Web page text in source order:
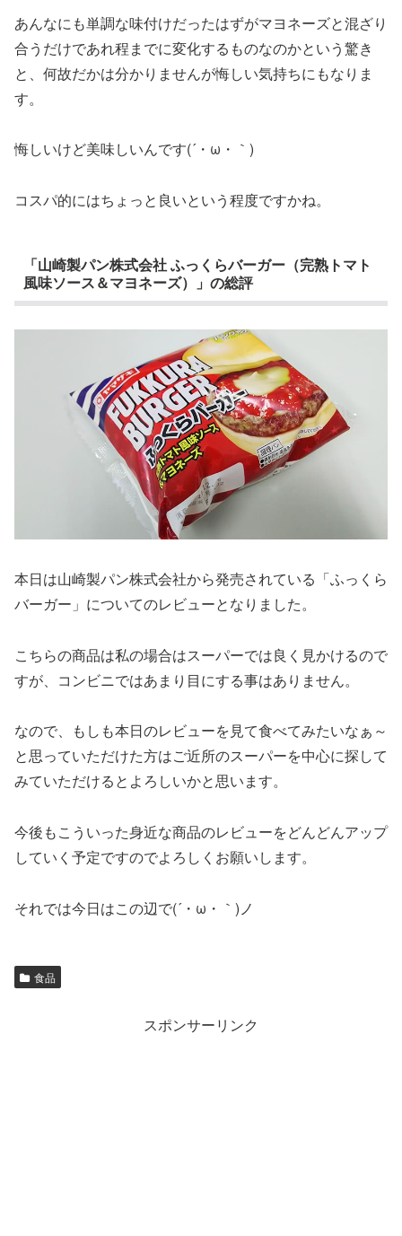
あんなにも単調な味付けだったはずがマヨネーズと混ざり
合うだけであれ程までに変化するものなのかという驚き
と、何故だかは分かりませんが悔しい気持ちにもなりま
す。
悔しいけど美味しいんです(´・ω・｀)
コスパ的にはちょっと良いという程度ですかね。
「山崎製パン株式会社 ふっくらバーガー（完熟トマト
風味ソース＆マヨネーズ）」の総評
本日は山崎製パン株式会社から発売されている「ふっくら
バーガー」についてのレビューとなりました。
こちらの商品は私の場合はスーパーでは良く見かけるので
すが、コンビニではあまり目にする事はありません。
なので、もしも本日のレビューを見て食べてみたいなぁ～
と思っていただけた方はご近所のスーパーを中心に探して
みていただけるとよろしいかと思います。
今後もこういった身近な商品のレビューをどんどんアップ
していく予定ですのでよろしくお願いします。
それでは今日はこの辺で(´・ω・｀)ノ
食品
スポンサーリンク